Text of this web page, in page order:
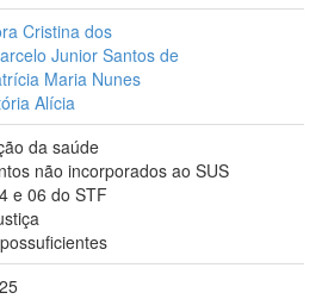
Cristina dos
Junior Santos de
Maria Nunes
Alícia
da saúde
não incorporados ao SUS
e 06 do STF